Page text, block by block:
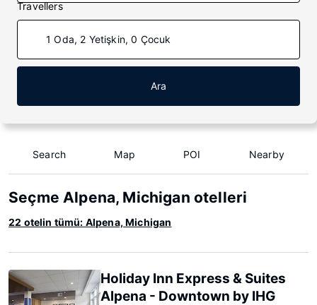
Travellers
1 Oda, 2 Yetişkin, 0 Çocuk
Ara
Search Map POI Nearby
Seçme Alpena, Michigan otelleri
22 otelin tümü: Alpena, Michigan
Holiday Inn Express & Suites
Alpena - Downtown by IHG